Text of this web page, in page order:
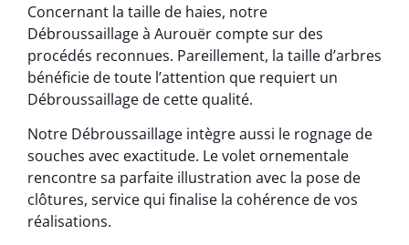
Concernant la taille de haies, notre
Débroussaillage à Aurouër compte sur des
procédés reconnues. Pareillement, la taille d’arbres
bénéficie de toute l’attention que requiert un
Débroussaillage de cette qualité.
Notre Débroussaillage intègre aussi le rognage de
souches avec exactitude. Le volet ornementale
rencontre sa parfaite illustration avec la pose de
clôtures, service qui finalise la cohérence de vos
réalisations.